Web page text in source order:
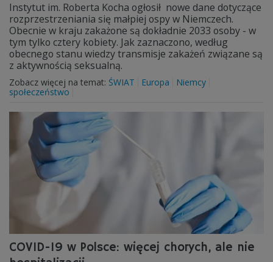
Instytut im. Roberta Kocha ogłosił nowe dane dotyczące
rozprzestrzeniania się małpiej ospy w Niemczech.
Obecnie w kraju zakażone są dokładnie 2033 osoby - w
tym tylko cztery kobiety. Jak zaznaczono, według
obecnego stanu wiedzy transmisje zakażeń związane są
z aktywnością seksualną.
Zobacz więcej na temat: ŚWIAT Europa
Niemcy
społeczeństwo
COVID-19 w Polsce: więcej chorych, ale nie